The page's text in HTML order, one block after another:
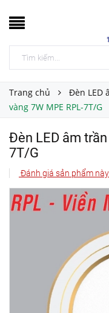
Trang chủ Đèn LED
vàng 7W MPE RPL-7T/G
Đèn LED âm
7T/G
Đánh giá sản phẩm này